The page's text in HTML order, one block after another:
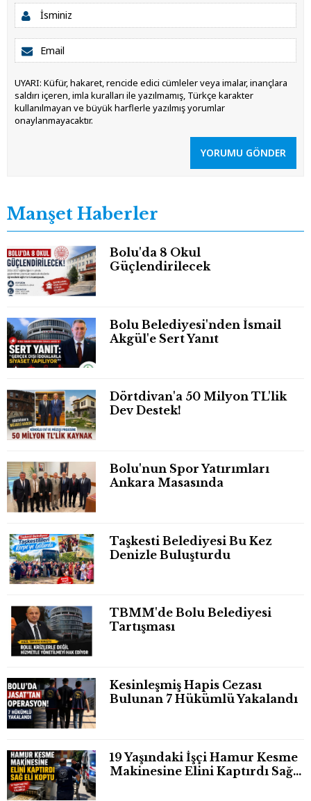
UYARI: Küfür, hakaret, rencide edici cümleler veya imalar, inançlara
saldırı içeren, imla kuralları ile yazılmamış, Türkçe karakter
kullanılmayan ve büyük harflerle yazılmış yorumlar
onaylanmayacaktır.
YORUMU GÖNDER
Manşet Haberler
Bolu'da 8 Okul
Güçlendirilecek
Bolu Belediyesi'nden İsmail
Akgül'e Sert Yanıt
Dörtdivan'a 50 Milyon TL'lik
Dev Destek!
Bolu'nun Spor Yatırımları
Ankara Masasında
Taşkesti Belediyesi Bu Kez
Denizle Buluşturdu
TBMM'de Bolu Belediyesi
Tartışması
Kesinleşmiş Hapis Cezası
Bulunan 7 Hükümlü Yakalandı
19 Yaşındaki İşçi Hamur Kesme
Makinesine Elini Kaptırdı Sağ